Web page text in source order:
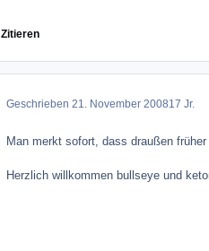
Zitieren
Geschrieben 21. November 200817 Jr.
Man merkt sofort, dass draußen früher
Herzlich willkommen bullseye und